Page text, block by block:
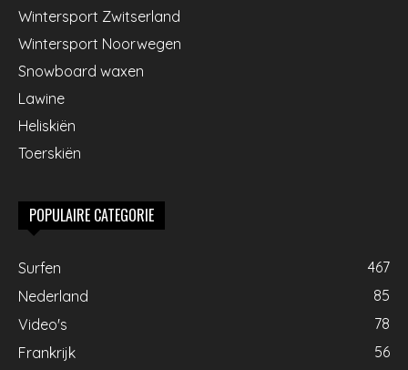
Wintersport Zwitserland
Wintersport Noorwegen
Snowboard waxen
Lawine
Heliskiën
Toerskiën
POPULAIRE CATEGORIE
Surfen
467
Nederland
85
Video's
78
Frankrijk
56